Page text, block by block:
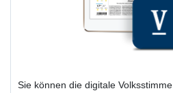
Sie können die digitale Volksstimme